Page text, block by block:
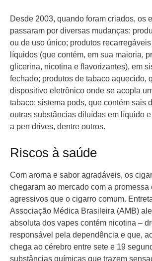
Desde 2003, quando foram criados, os
passaram por diversas mudanças:
ou de uso único; produtos
líquidos (que contém, em sua maioria,
glicerina, nicotina e flavorizantes), em
fechado; produtos de tabaco aquecido,
dispositivo eletrônico onde se acopla
tabaco; sistema pods, que contém sais
outras substâncias diluídas em líquido
a pen drives, dentre outros.
Riscos à saúde
Com aroma e sabor agradáveis, os
chegaram ao mercado com a promessa
agressivos que o cigarro comum.
Associação Médica Brasileira (AMB)
absoluta dos vapes contém nicotina –
responsável pela dependência e que,
chega ao cérebro entre sete e 19
substâncias químicas que trazem